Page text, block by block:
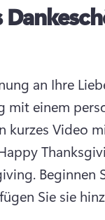
an Ihre
mit einem
kurzes Video
Beginnen
Sie sie